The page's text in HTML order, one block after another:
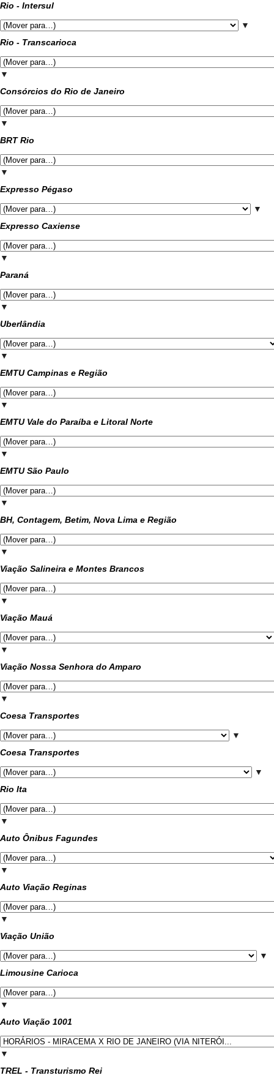
Rio - Intersul
▼
Rio - Transcarioca
▼
Consórcios do Rio de Janeiro
▼
BRT Rio
▼
Expresso Pégaso
▼
Expresso Caxiense
▼
Paraná
▼
Uberlândia
▼
EMTU Campinas e Região
▼
EMTU Vale do Paraíba e Litoral Norte
▼
EMTU São Paulo
▼
BH, Contagem, Betim, Nova Lima e Região
▼
Viação Salineira e Montes Brancos
▼
Viação Mauá
▼
Viação Nossa Senhora do Amparo
▼
Coesa Transportes
▼
Coesa Transportes
▼
Rio Ita
▼
Auto Ônibus Fagundes
▼
Auto Viação Reginas
▼
Viação União
▼
Limousine Carioca
▼
Auto Viação 1001
▼
TREL - Transturismo Rei